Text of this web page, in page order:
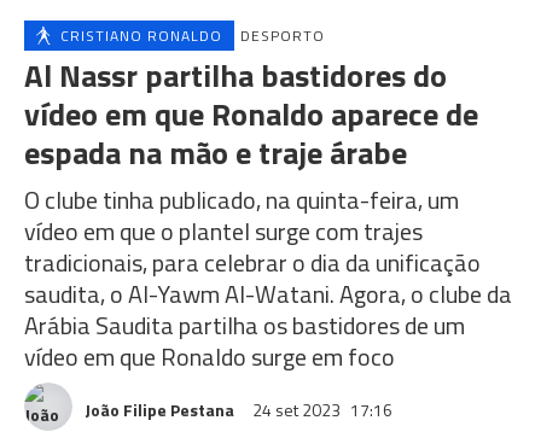
CRISTIANO RONALDO DESPORTO
Al Nassr partilha bastidores do
vídeo em que Ronaldo aparece de
espada na mão e traje árabe
O clube tinha publicado, na quinta-feira, um
vídeo em que o plantel surge com trajes
tradicionais, para celebrar o dia da unificação
saudita, o Al-Yawm Al-Watani. Agora, o clube da
Arábia Saudita partilha os bastidores de um
vídeo em que Ronaldo surge em foco
João Filipe Pestana 24 set 2023 17:16